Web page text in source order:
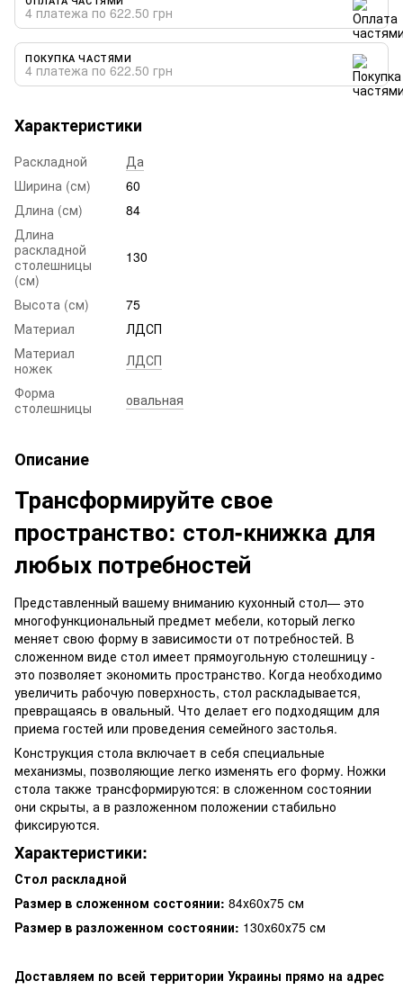
4 платежа по 622.50 грн
ПОКУПКА ЧАСТЯМИ
4 платежа по 622.50 грн
Характеристики
Раскладной
Да
Ширина (см)
60
Длина (см)
84
Длина
раскладной
столешницы
(см)
130
Высота (см)
75
Материал
ЛДСП
Материал
ножек
ЛДСП
Форма
столешницы
овальная
Описание
Трансформируйте свое
пространство: стол-книжка для
любых потребностей
Представленный вашему вниманию кухонный стол— это
многофункциональный предмет мебели, который легко
меняет свою форму в зависимости от потребностей. В
сложенном виде стол имеет прямоугольную столешницу -
это позволяет экономить пространство. Когда необходимо
увеличить рабочую поверхность, стол раскладывается,
превращаясь в овальный. Что делает его подходящим для
приема гостей или проведения семейного застолья.
Конструкция стола включает в себя специальные
механизмы, позволяющие легко изменять его форму. Ножки
стола также трансформируются: в сложенном состоянии
они скрыты, а в разложенном положении стабильно
фиксируются.
Характеристики:
Стол раскладной
Размер в сложенном состоянии: 84х60х75 см
Размер в разложенном состоянии: 130х60х75 см
Доставляем по всей территории Украины прямо на адрес